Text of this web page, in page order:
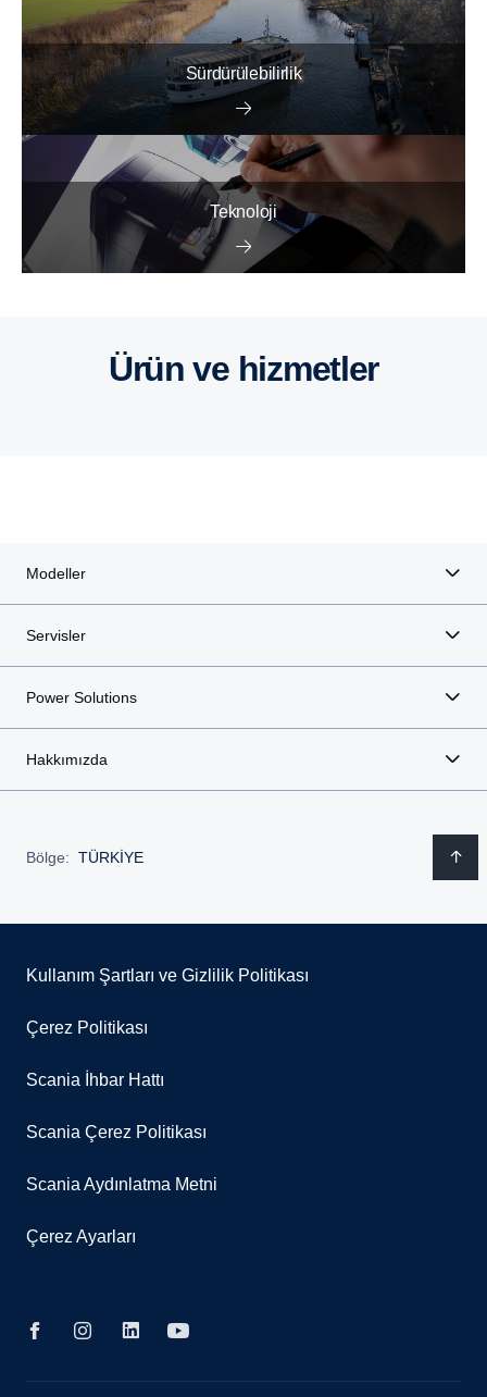
Sürdürülebilirlik
Teknoloji
Ürün ve hizmetler
Modeller
Servisler
Power Solutions
Hakkımızda
Bölge: TÜRKİYE
Kullanım Şartları ve Gizlilik Politikası
Çerez Politikası
Scania İhbar Hattı
Scania Çerez Politikası
Scania Aydınlatma Metni
Çerez Ayarları